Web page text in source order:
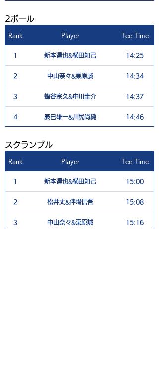
​2ボール
Rank Player Tee Time
1 新本達也&横田知己 14:25
2 中山奈々&栗原誠 14:34
3 蜂谷宗久&中川圭介 14:37
4 辰巳雄一&川尻尚純 14:46
​スクランブル
Rank Player Tee Time
1 新本達也&横田知己 15:00
2 松井丈&伴場信吾 15:08
3 中山奈々&栗原誠 15:16